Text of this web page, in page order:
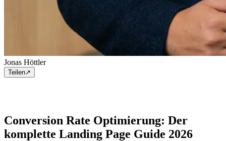
Jonas Höttler
Teilen↗
Conversion Rate Optimierung: Der
komplette Landing Page Guide 2026